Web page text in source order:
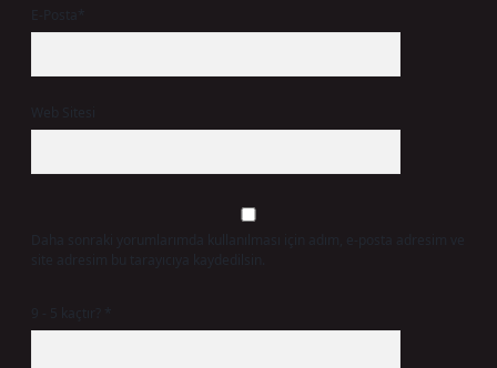
Daha sonraki yorumlarımda kullanılması için adım, e-posta adresim ve
9 - 5 kaçtır?